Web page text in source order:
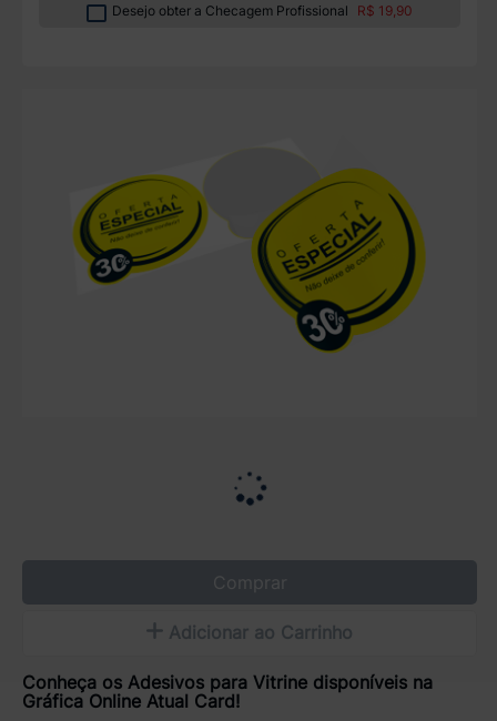
Desejo obter a Checagem Profissional R$ 19,90
Comprar
Adicionar ao Carrinho
Conheça os Adesivos para Vitrine disponíveis na
Gráfica Online Atual Card!